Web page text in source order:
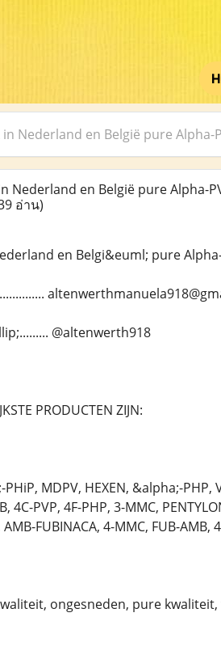
in Nederland en België pure
Nederland en België pure Alpha-
อ่าน)
en Belgi&euml; pure
@altenwerth918
PRODUCTEN ZIJN:
MDPV, HEXEN, &alpha;-
4C-PVP, 4F-PHP, 3-MMC,
AMB-FUBINACA, 4-MMC, FUB-AMB,
ongesneden, pure